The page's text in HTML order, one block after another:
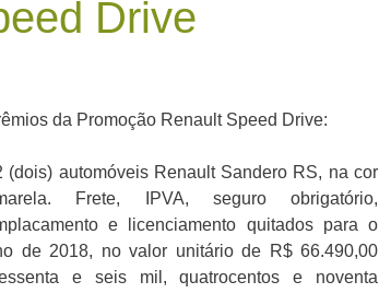
Drive
da Promoção Renault Speed Drive:
(dois) automóveis Renault Sandero RS, na cor
Frete, IPVA, seguro obrigatório,
e licenciamento quitados para o
de 2018, no valor unitário de R$ 66.490,00
e seis mil, quatrocentos e noventa